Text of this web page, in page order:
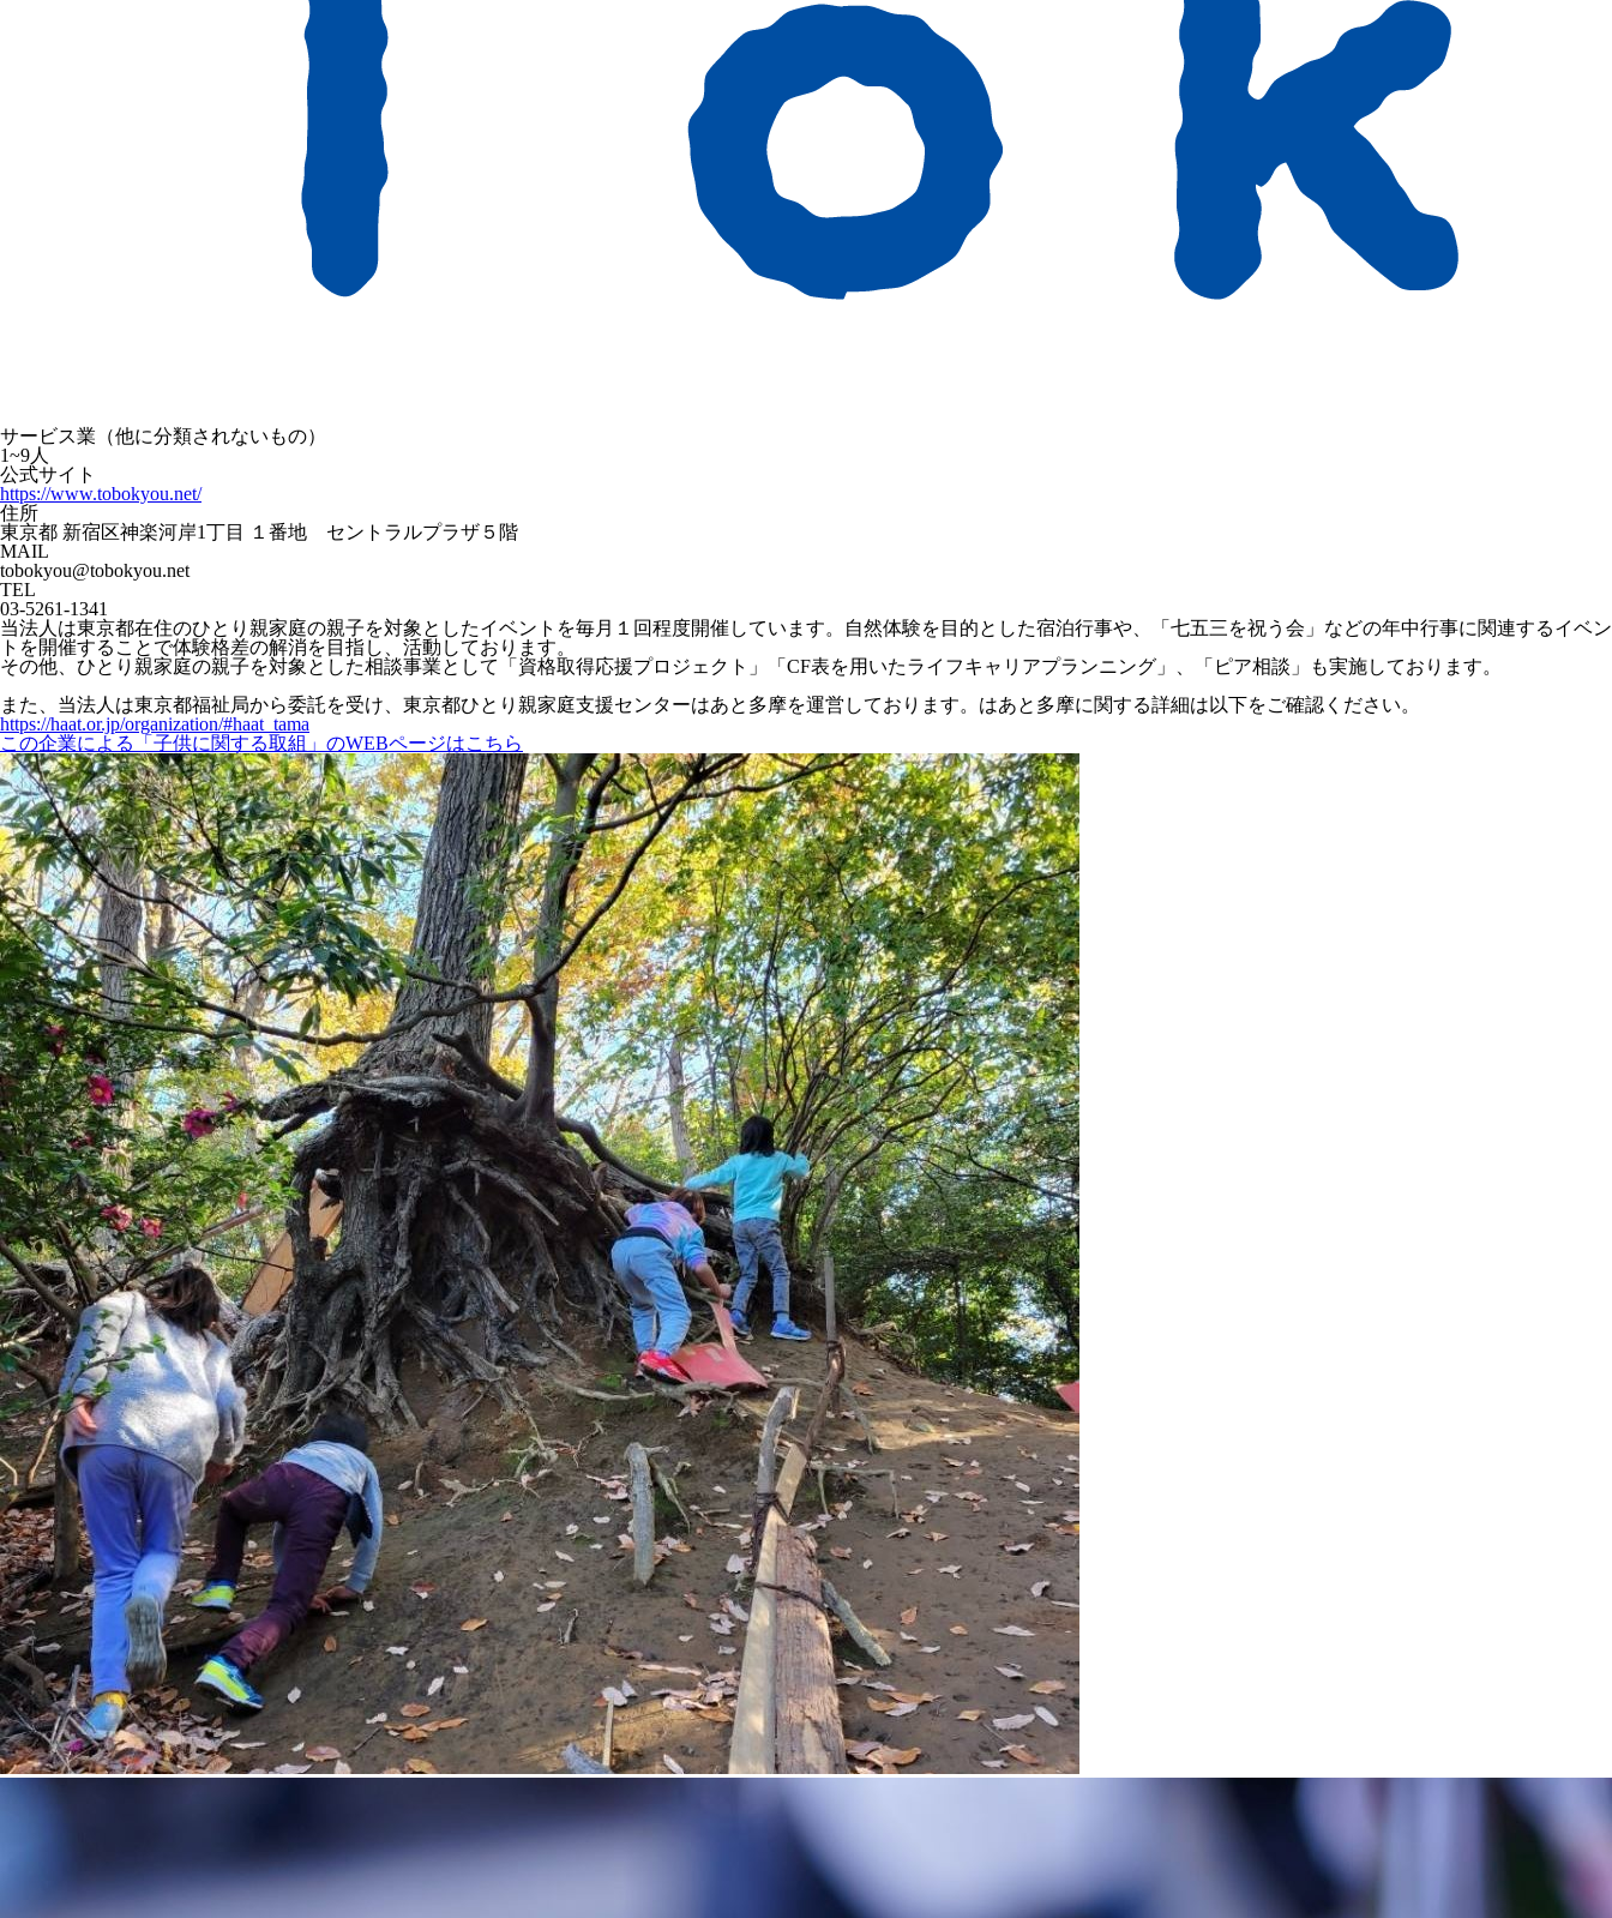
サービス業（他に分類されないもの）
1~9人
公式サイト
https://www.tobokyou.net/
住所
東京都 新宿区神楽河岸1丁目 １番地 セントラルプラザ５階
MAIL
tobokyou@tobokyou.net
TEL
03-5261-1341
当法人は東京都在住のひとり親家庭の親子を対象としたイベントを毎月１回程度開催しています。自然体験を目的とした宿泊行事や、「七五三を祝う会」などの年中行事に関連するイベン
トを開催することで体験格差の解消を目指し、活動しております。
その他、ひとり親家庭の親子を対象とした相談事業として「資格取得応援プロジェクト」「CF表を用いたライフキャリアプランニング」、「ピア相談」も実施しております。
また、当法人は東京都福祉局から委託を受け、東京都ひとり親家庭支援センターはあと多摩を運営しております。はあと多摩に関する詳細は以下をご確認ください。
https://haat.or.jp/organization/#haat_tama
この企業による「子供に関する取組」のWEBページはこちら